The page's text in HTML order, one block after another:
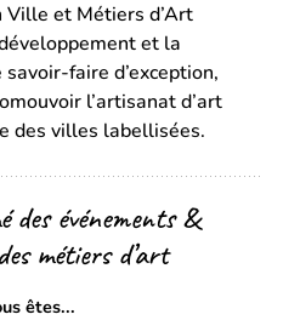
un
onglet)onglet)
Ville et Métiers d’Art
et la
faire d’exception,
l’artisanat d’art
des villes labellisées.
des événements &
métiers d’art
êtes...